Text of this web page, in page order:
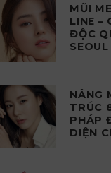
MŨI
LINE –
ĐỘC
SEOUL
NÂNG
TRÚC
PHÁP
DIỆN